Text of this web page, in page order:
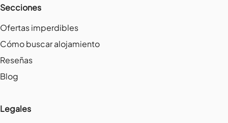
Secciones
Ofertas imperdibles
Cómo buscar alojamiento
Reseñas
Blog
Legales